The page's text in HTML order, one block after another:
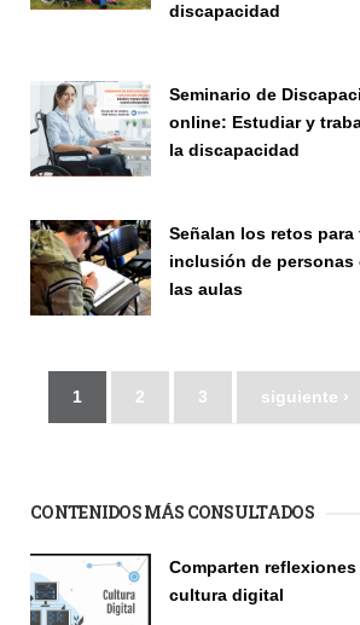
discapacidad
Seminario de
online: Estudiar y
la discapacidad
Señalan los retos para
inclusión de personas
las aulas
1 2 3 siguiente ›
CONTENIDOS MÁS CONSULTADOS
Comparten
cultura digital